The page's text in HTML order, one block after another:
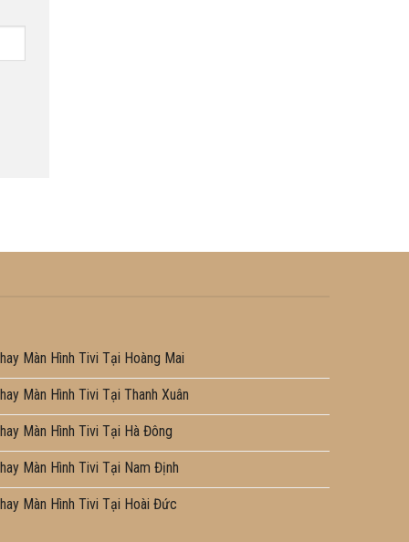
Màn Hình Tivi Tại Hoàng Mai
Màn Hình Tivi Tại Thanh Xuân
Màn Hình Tivi Tại Hà Đông
Màn Hình Tivi Tại Nam Định
Màn Hình Tivi Tại Hoài Đức